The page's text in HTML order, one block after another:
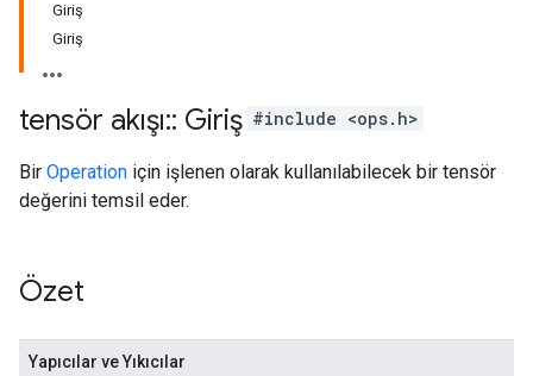
Giriş
Giriş
tensör akışı:: Giriş #include <ops.h>
Bir Operation için işlenen olarak kullanılabilecek bir tensör
değerini temsil eder.
Özet
Yapıcılar ve Yıkıcılar